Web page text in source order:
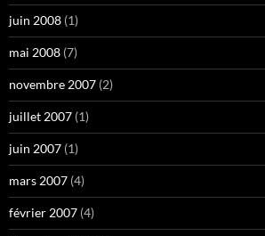
juin 2008 (1)
mai 2008 (7)
novembre 2007 (2)
juillet 2007 (1)
juin 2007 (1)
mars 2007 (4)
février 2007 (4)